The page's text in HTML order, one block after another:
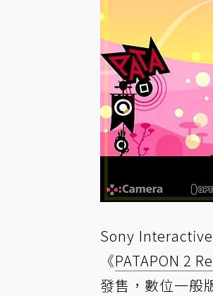
Sony
《PATAPON 2
發售，數位一般